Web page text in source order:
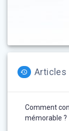
Articles
Comment
mémorable ?